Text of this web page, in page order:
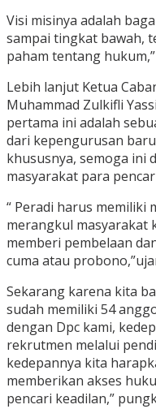
Visi misinya adalah
sampai tingkat bawah,
paham tentang
Lebih lanjut Ketua
Muhammad Zulkifli
pertama ini adalah
dari kepengurusan
khususnya, semoga ini
masyarakat para
“ Peradi harus memiliki
merangkul masyarakat
memberi pembelaan
cuma atau
Sekarang karena kita
sudah memiliki 54
dengan Dpc kami,
rekrutmen melalui
kedepannya kita
memberikan akses
pencari keadilan,”